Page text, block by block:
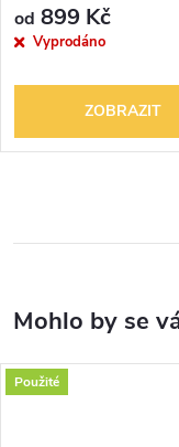
od 899 Kč
Vyprodáno
ZOBRAZIT
Použité